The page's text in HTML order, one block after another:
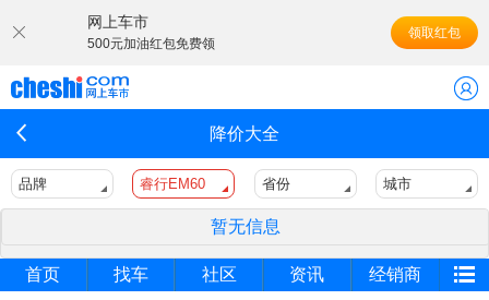
网上车市
500元加油红包免费领
领取红包
降价大全
品牌 睿行EM60 省份 城市
暂无信息
首页 找车 社区 资讯 经销商